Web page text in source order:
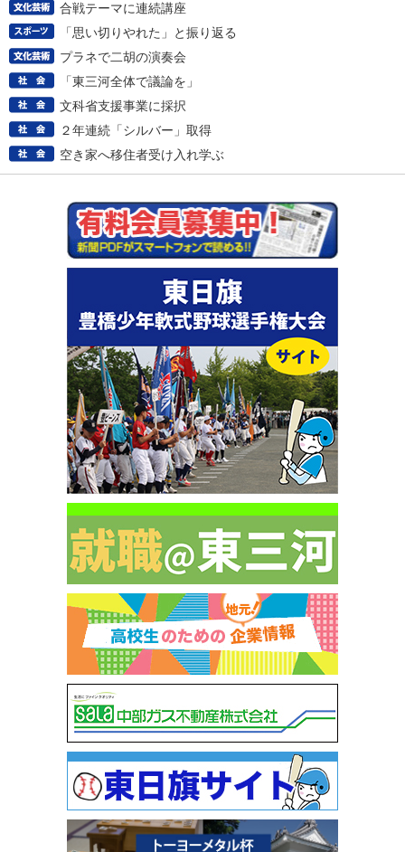
合戦テーマに連続講座
「思い切りやれた」と振り返る
プラネで二胡の演奏会
「東三河全体で議論を」
文科省支援事業に採択
２年連続「シルバー」取得
空き家へ移住者受け入れ学ぶ